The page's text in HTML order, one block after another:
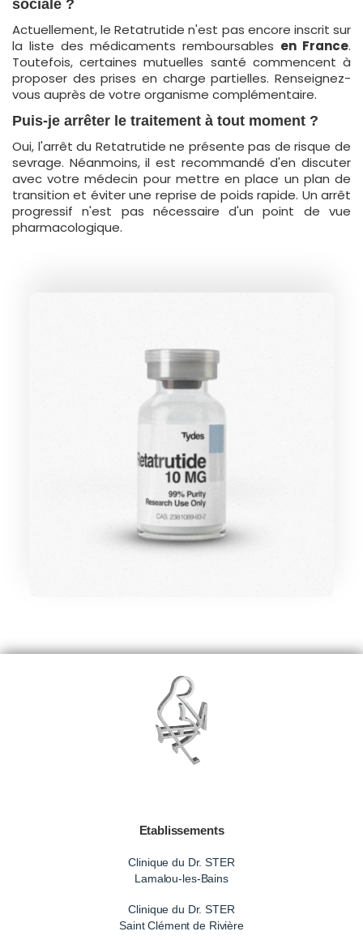
sociale ?
Actuellement, le Retatrutide n'est pas encore inscrit sur
la liste des médicaments remboursables en France.
Toutefois, certaines mutuelles santé commencent à
proposer des prises en charge partielles. Renseignez-
vous auprès de votre organisme complémentaire.
Puis-je arrêter le traitement à tout moment ?
Oui, l'arrêt du Retatrutide ne présente pas de risque de
sevrage. Néanmoins, il est recommandé d'en discuter
avec votre médecin pour mettre en place un plan de
transition et éviter une reprise de poids rapide. Un arrêt
progressif n'est pas nécessaire d'un point de vue
pharmacologique.
Etablissements
Clinique du Dr. STER
Lamalou-les-Bains
Clinique du Dr. STER
Saint Clément de Rivière